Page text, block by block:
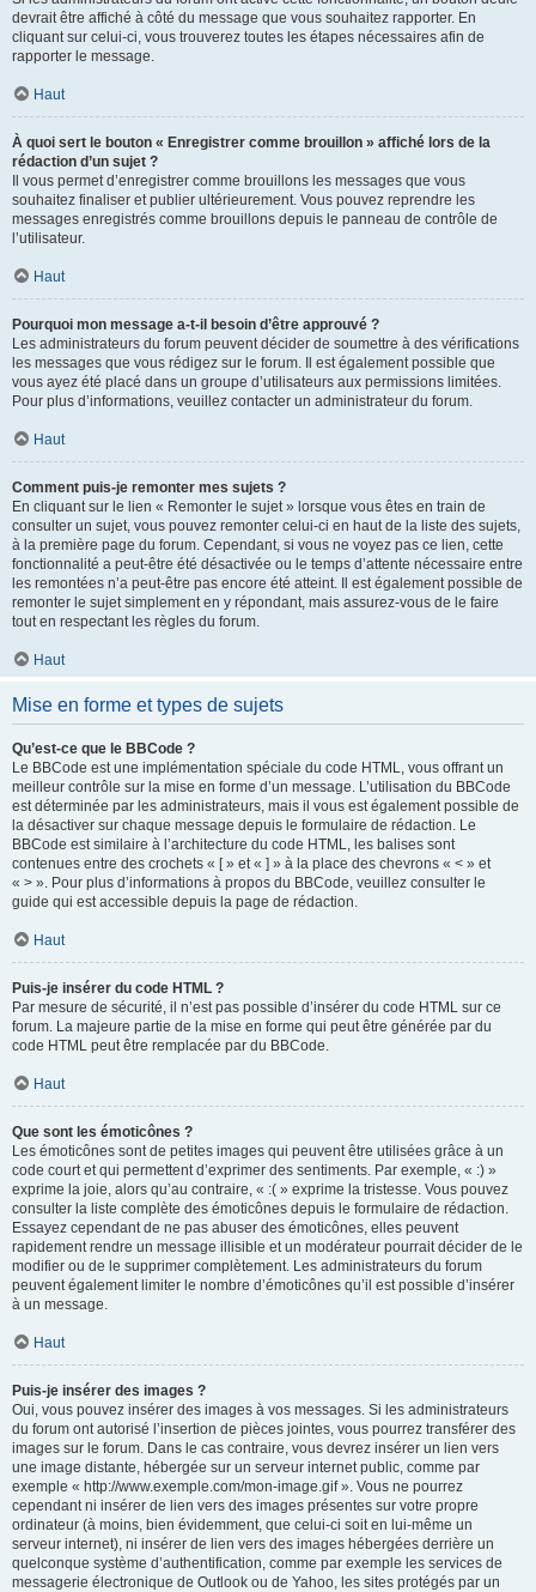
devrait être affiché à côté du message que vous souhaitez rapporter. En
cliquant sur celui-ci, vous trouverez toutes les étapes nécessaires afin de
rapporter le message.
Haut
À quoi sert le bouton « Enregistrer comme brouillon » affiché lors de la
rédaction d’un sujet ?
Il vous permet d’enregistrer comme brouillons les messages que vous
souhaitez finaliser et publier ultérieurement. Vous pouvez reprendre les
messages enregistrés comme brouillons depuis le panneau de contrôle de
l’utilisateur.
Haut
Pourquoi mon message a-t-il besoin d’être approuvé ?
Les administrateurs du forum peuvent décider de soumettre à des vérifications
les messages que vous rédigez sur le forum. Il est également possible que
vous ayez été placé dans un groupe d’utilisateurs aux permissions limitées.
Pour plus d’informations, veuillez contacter un administrateur du forum.
Haut
Comment puis-je remonter mes sujets ?
En cliquant sur le lien « Remonter le sujet » lorsque vous êtes en train de
consulter un sujet, vous pouvez remonter celui-ci en haut de la liste des sujets,
à la première page du forum. Cependant, si vous ne voyez pas ce lien, cette
fonctionnalité a peut-être été désactivée ou le temps d’attente nécessaire entre
les remontées n’a peut-être pas encore été atteint. Il est également possible de
remonter le sujet simplement en y répondant, mais assurez-vous de le faire
tout en respectant les règles du forum.
Haut
Mise en forme et types de sujets
Qu’est-ce que le BBCode ?
Le BBCode est une implémentation spéciale du code HTML, vous offrant un
meilleur contrôle sur la mise en forme d’un message. L’utilisation du BBCode
est déterminée par les administrateurs, mais il vous est également possible de
la désactiver sur chaque message depuis le formulaire de rédaction. Le
BBCode est similaire à l’architecture du code HTML, les balises sont
contenues entre des crochets « [ » et « ] » à la place des chevrons « < » et
« > ». Pour plus d’informations à propos du BBCode, veuillez consulter le
guide qui est accessible depuis la page de rédaction.
Haut
Puis-je insérer du code HTML ?
Par mesure de sécurité, il n’est pas possible d’insérer du code HTML sur ce
forum. La majeure partie de la mise en forme qui peut être générée par du
code HTML peut être remplacée par du BBCode.
Haut
Que sont les émoticônes ?
Les émoticônes sont de petites images qui peuvent être utilisées grâce à un
code court et qui permettent d’exprimer des sentiments. Par exemple, « :) »
exprime la joie, alors qu’au contraire, « :( » exprime la tristesse. Vous pouvez
consulter la liste complète des émoticônes depuis le formulaire de rédaction.
Essayez cependant de ne pas abuser des émoticônes, elles peuvent
rapidement rendre un message illisible et un modérateur pourrait décider de le
modifier ou de le supprimer complètement. Les administrateurs du forum
peuvent également limiter le nombre d’émoticônes qu’il est possible d’insérer
à un message.
Haut
Puis-je insérer des images ?
Oui, vous pouvez insérer des images à vos messages. Si les administrateurs
du forum ont autorisé l’insertion de pièces jointes, vous pourrez transférer des
images sur le forum. Dans le cas contraire, vous devrez insérer un lien vers
une image distante, hébergée sur un serveur internet public, comme par
exemple « http://www.exemple.com/mon-image.gif ». Vous ne pourrez
cependant ni insérer de lien vers des images présentes sur votre propre
ordinateur (à moins, bien évidemment, que celui-ci soit en lui-même un
serveur internet), ni insérer de lien vers des images hébergées derrière un
quelconque système d’authentification, comme par exemple les services de
messagerie électronique de Outlook ou de Yahoo, les sites protégés par un